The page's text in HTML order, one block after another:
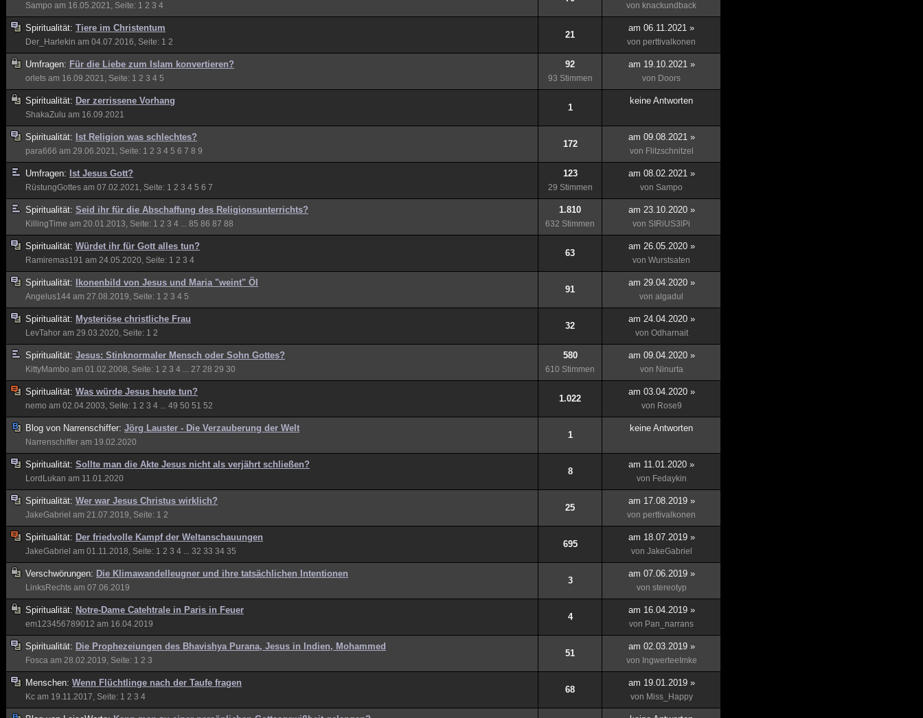
Sampo am 16.05.2021, Seite: 1 2 3 4 von knackundback
Spiritualität: Tiere im Christentum
Der_Harlekin am 04.07.2016, Seite: 1 2
21
am 06.11.2021 »
von perttivalkonen
Umfragen: Für die Liebe zum Islam konvertieren?
orlets am 16.09.2021, Seite: 1 2 3 4 5
92
93 Stimmen
am 19.10.2021 »
von Doors
Spiritualität: Der zerrissene Vorhang
ShakaZulu am 16.09.2021
1
keine Antworten
Spiritualität: Ist Religion was schlechtes?
para666 am 29.06.2021, Seite: 1 2 3 4 5 6 7 8 9
172
am 09.08.2021 »
von Flitzschnitzel
Umfragen: Ist Jesus Gott?
RüstungGottes am 07.02.2021, Seite: 1 2 3 4 5 6 7
123
29 Stimmen
am 08.02.2021 »
von Sampo
Spiritualität: Seid ihr für die Abschaffung des Religionsunterrichts?
KillingTime am 20.01.2013, Seite: 1 2 3 4 85 86 87 88
1.810
632 Stimmen
am 23.10.2020 »
von SIRiUS3lPi
Spiritualität: Würdet ihr für Gott alles tun?
Ramiremas191 am 24.05.2020, Seite: 1 2 3 4
63
am 26.05.2020 »
von Wurstsaten
Spiritualität: Ikonenbild von Jesus und Maria "weint" Öl
Angelus144 am 27.08.2019, Seite: 1 2 3 4 5
91
am 29.04.2020 »
von algadul
Spiritualität: Mysteriöse christliche Frau
LevTahor am 29.03.2020, Seite: 1 2
32
am 24.04.2020 »
von Odharnait
Spiritualität: Jesus: Stinknormaler Mensch oder Sohn Gottes?
KittyMambo am 01.02.2008, Seite: 1 2 3 4 27 28 29 30
580
610 Stimmen
am 09.04.2020 »
von Ninurta
Spiritualität: Was würde Jesus heute tun?
nemo am 02.04.2003, Seite: 1 2 3 4 49 50 51 52
1.022
am 03.04.2020 »
von Rose9
Blog von Narrenschiffer: Jörg Lauster - Die Verzauberung der Welt
Narrenschiffer am 19.02.2020
1
keine Antworten
Spiritualität: Sollte man die Akte Jesus nicht als verjährt schließen?
LordLukan am 11.01.2020
8
am 11.01.2020 »
von Fedaykin
Spiritualität: Wer war Jesus Christus wirklich?
JakeGabriel am 21.07.2019, Seite: 1 2
25
am 17.08.2019 »
von perttivalkonen
Spiritualität: Der friedvolle Kampf der Weltanschauungen
JakeGabriel am 01.11.2018, Seite: 1 2 3 4 32 33 34 35
695
am 18.07.2019 »
von JakeGabriel
Verschwörungen: Die Klimawandelleugner und ihre tatsächlichen Intentionen
LinksRechts am 07.06.2019
3
am 07.06.2019 »
von stereotyp
Spiritualität: Notre-Dame Catehtrale in Paris in Feuer
em123456789012 am 16.04.2019
4
am 16.04.2019 »
von Pan_narrans
Spiritualität: Die Prophezeiungen des Bhavishya Purana, Jesus in Indien, Mohammed
Fosca am 28.02.2019, Seite: 1 2 3
51
am 02.03.2019 »
von IngwerteeImke
Menschen: Wenn Flüchtlinge nach der Taufe fragen
Kc am 19.11.2017, Seite: 1 2 3 4
68
am 19.01.2019 »
von Miss_Happy